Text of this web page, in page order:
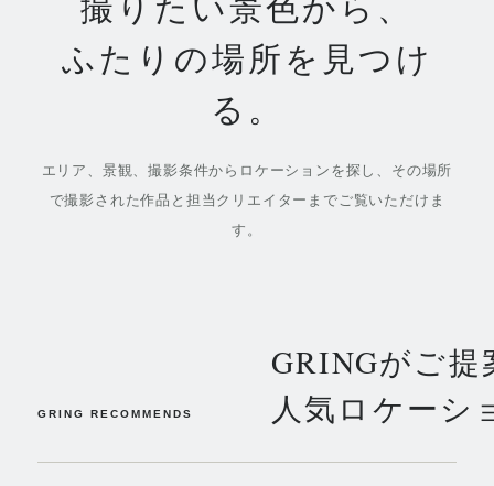
ふたりの場所を見つけ
る。
エリア、景観、撮影条件からロケーションを探し、その場所
で撮影された作品と担当クリエイターまでご覧いただけま
す。
GRING RECOMMENDS
GRINGがご提
人気ロケーシ